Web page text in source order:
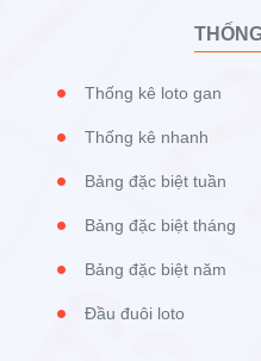
Thống kê loto gan
Thống kê nhanh
Bảng đặc biệt tuần
Bảng đặc biệt tháng
Bảng đặc biệt năm
Đầu đuôi loto